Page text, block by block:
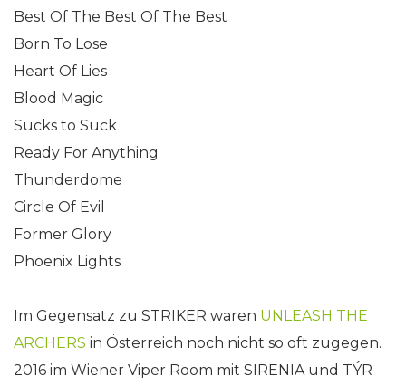
Best Of The Best Of The Best
Born To Lose
Heart Of Lies
Blood Magic
Sucks to Suck
Ready For Anything
Thunderdome
Circle Of Evil
Former Glory
Phoenix Lights
Im Gegensatz zu STRIKER waren UNLEASH THE
ARCHERS in Österreich noch nicht so oft zugegen.
2016 im Wiener Viper Room mit SIRENIA und TÝR